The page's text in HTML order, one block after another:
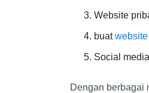
Website
buat
Social media
Dengan berbagai